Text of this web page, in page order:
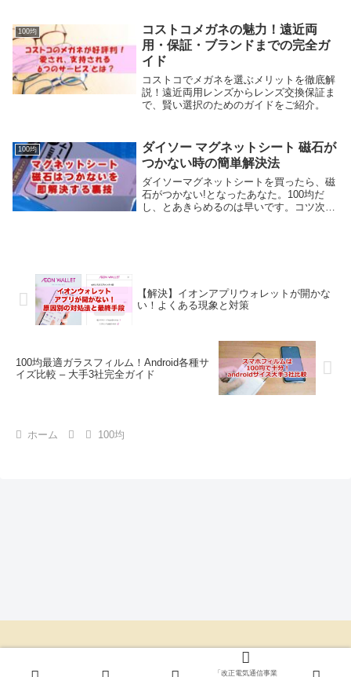
100均
コストコメガネの魅力！遠近両
用・保証・ブランドまでの完全ガ
イド
コストコでメガネを選ぶメリットを徹底解
説！遠近両用レンズからレンズ交換保証ま
で、賢い選択のためのガイドをご紹介。
100均
ダイソー マグネットシート 磁石が
つかない時の簡単解決法
ダイソーマグネットシートを買ったら、磁
石がつかない!となったあなた。100均だ
し、とあきらめるのは早いです。コツ次第
【解決】イオンアプリウォレットが開かな
い！よくある現象と対策
100均最適ガラスフィルム！Android各種サ
イズ比較 – 大手3社完全ガイド
ホーム 100均
ニコニコブログ「改正電気通信事業